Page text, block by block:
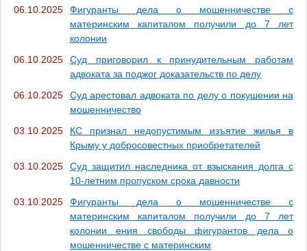
06.10.2025
Фигуранты дела о мошенничестве с
материнским капиталом получили до 7 лет
колонии
06.10.2025
Суд приговорил к принудительным работам
адвоката за поджог доказательств по делу
06.10.2025
Суд арестовал адвоката по делу о покушении на
мошенничество
03.10.2025
КС признал недопустимым изъятие жилья в
Крыму у добросовестных приобретателей
03.10.2025
Суд защитил наследника от взыскания долга с
10-летним пропуском срока давности
03.10.2025
Фигуранты дела о мошенничестве с
материнским капиталом получили до 7 лет
колонии ения свободы фигурантов дела о
мошенничестве с материнским